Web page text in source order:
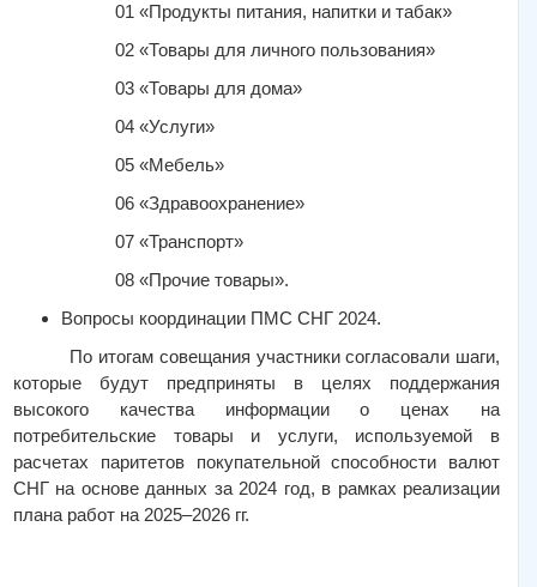
01 «Продукты питания, напитки и табак»
02 «Товары для личного пользования»
03 «Товары для дома»
04 «Услуги»
05 «Мебель»
06 «Здравоохранение»
07 «Транспорт»
08 «Прочие товары».
Вопросы координации ПМС СНГ 2024.
По итогам совещания участники согласовали шаги,
которые будут предприняты в целях поддержания
высокого качества информации о ценах на
потребительские товары и услуги, используемой в
расчетах паритетов покупательной способности валют
СНГ на основе данных за 2024 год, в рамках реализации
плана работ на 2025–2026 гг.